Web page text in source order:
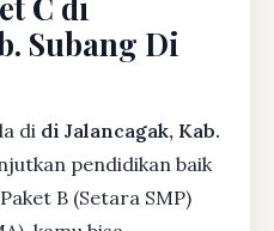
Subang Di
di di Jalancagak, Kab.
pendidikan baik
B (Setara SMP)